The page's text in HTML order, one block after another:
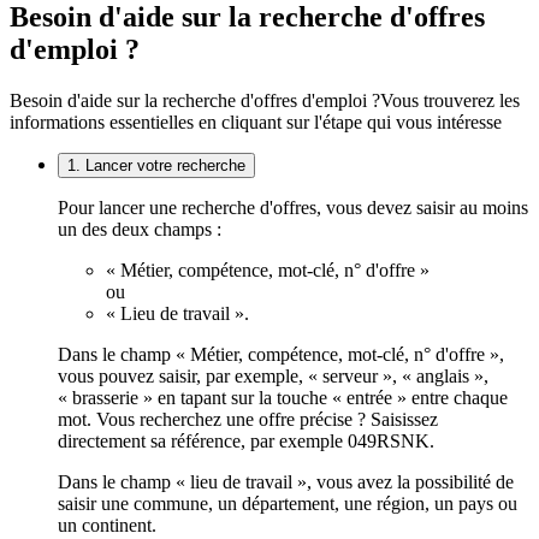
Besoin d'aide sur la recherche d'offres
d'emploi ?
Besoin d'aide sur la recherche d'offres d'emploi ?Vous trouverez les
informations essentielles en cliquant sur l'étape qui vous intéresse
1. Lancer votre recherche
Pour lancer une recherche d'offres, vous devez saisir au moins
un des deux champs :
« Métier, compétence, mot-clé, n° d'offre »
ou
« Lieu de travail ».
Dans le champ « Métier, compétence, mot-clé, n° d'offre »,
vous pouvez saisir, par exemple, « serveur », « anglais »,
« brasserie » en tapant sur la touche « entrée » entre chaque
mot. Vous recherchez une offre précise ? Saisissez
directement sa référence, par exemple 049RSNK.
Dans le champ « lieu de travail », vous avez la possibilité de
saisir une commune, un département, une région, un pays ou
un continent.